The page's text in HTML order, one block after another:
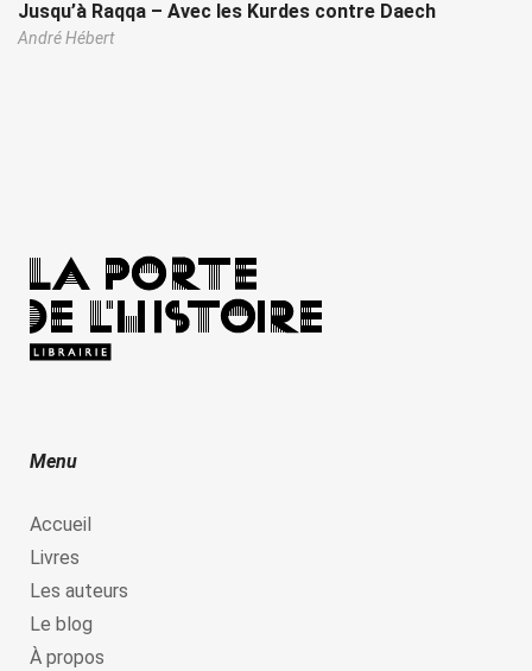
Jusqu’à Raqqa – Avec les Kurdes contre Daech
André Hébert
Menu
Accueil
Livres
Les auteurs
Le blog
À propos